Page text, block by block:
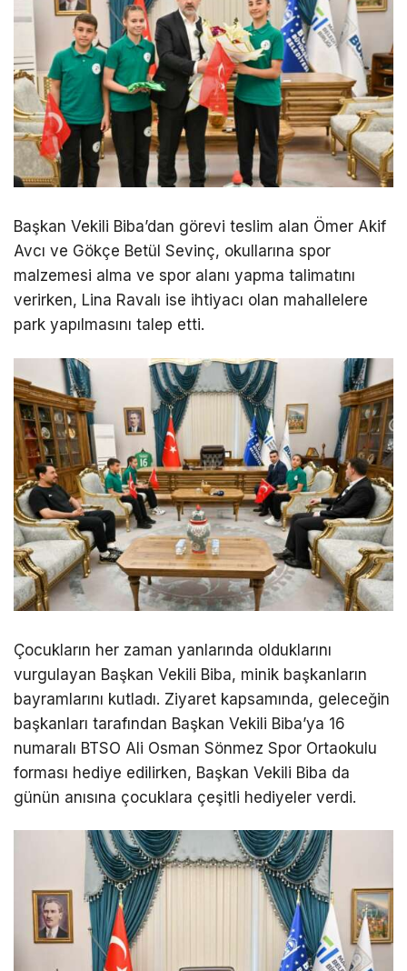
Başkan Vekili Biba’dan görevi teslim alan Ömer Akif
Avcı ve Gökçe Betül Sevinç, okullarına spor
malzemesi alma ve spor alanı yapma talimatını
verirken, Lina Ravalı ise ihtiyacı olan mahallelere
park yapılmasını talep etti.
Çocukların her zaman yanlarında olduklarını
vurgulayan Başkan Vekili Biba, minik başkanların
bayramlarını kutladı. Ziyaret kapsamında, geleceğin
başkanları tarafından Başkan Vekili Biba’ya 16
numaralı BTSO Ali Osman Sönmez Spor Ortaokulu
forması hediye edilirken, Başkan Vekili Biba da
günün anısına çocuklara çeşitli hediyeler verdi.